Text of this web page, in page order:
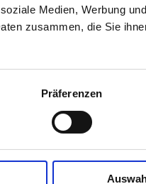
Medien, Werbung
zusammen, die Sie
Präferenzen